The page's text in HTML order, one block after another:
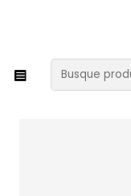
XMAS SALE
Lentes y
Lentes de